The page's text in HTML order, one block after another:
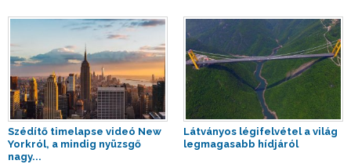
Szédítő timelapse videó New
Yorkról, a mindig nyüzsgő
nagy...
Látványos légifelvétel a világ
legmagasabb hídjáról